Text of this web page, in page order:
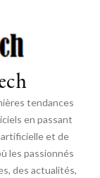
tendances
en passant
et de
les passionnés
des actualités,